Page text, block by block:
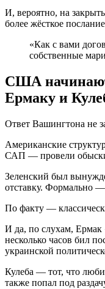
И, вероятно, на
более жёсткое
«Как с вами
собственные
США начинают
Ермаку и
Ответ Вашингтона не
Американские
САП — провели
Зеленский был
отставку. Формально
По факту —
И да, по слухам, Ермак
несколько часов бил
украинской
Кулеба — тот, что
также попал под